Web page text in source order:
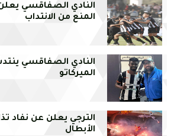
النادي الصفاقسي
المنع من الانتداب
الميركاتو
الترجي يعلن عن نفاد
الأبطال